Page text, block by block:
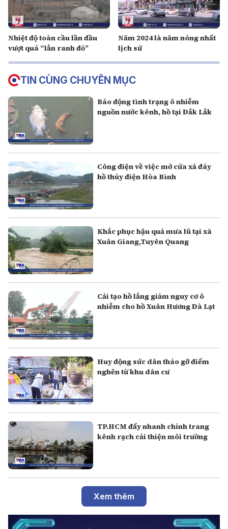
Nhiệt độ toàn cầu lần đầu
vượt quá “lằn ranh đỏ”
Năm 2024 là năm nóng nhất
lịch sử
TIN CÙNG CHUYÊN MỤC
Báo động tình trạng ô nhiễm
nguồn nước kênh, hồ tại Đắk Lắk
Công điện về việc mở cửa xả đáy
hồ thủy điện Hòa Bình
Khắc phục hậu quả mưa lũ tại xã
Xuân Giang,Tuyên Quang
Cải tạo hồ lắng giảm nguy cơ ô
nhiễm cho hồ Xuân Hương Đà Lạt
Huy động sức dân tháo gỡ điểm
nghẽn từ khu dân cư
TP.HCM đẩy nhanh chỉnh trang
kênh rạch cải thiện môi trường
Xem thêm